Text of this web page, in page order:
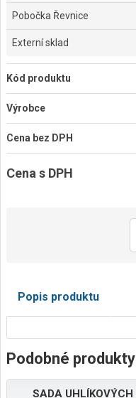
Pobočka Řevnice
Externí sklad
Kód produktu
Výrobce
Cena bez DPH
Cena s DPH
Popis produktu
Podobné produkty
SADA UHLÍKOVÝCH